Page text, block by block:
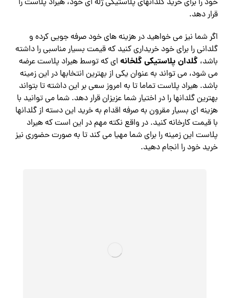
قرار دهد.
اگر شما نیز می خواهید در هزینه های خود صرفه جویی کرده و
گلدانی را برای خود خریداری کنید که قیمت بسیار مناسبی را داشته
باشد،گلدان پلاستیکی گلخانه ای که توسط هیراد پلاست عرضه
می شود، می تواند به عنوان یکی از بهترین انتخابها در این زمینه
باشد. هیراد پلاست تماما تا به امروز سعی بر این داشته تا بتواند
بهترین گلدانها را در اختیار شما عزیزان قرار دهد. شما می توانید با
هزینه ای بسیار مقرون به صرفه اقدام به خرید این دسته از گلدانها
با قیمت کارخانه کنید. در واقع نکته مهم در این است که هیراد
پلاست این زمینه را برای شما مهیا می کند تا به صورت حضوری نیز
خرید خود را انجام دهید.